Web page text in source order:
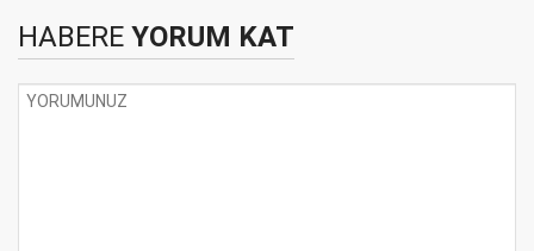
HABERE YORUM KAT